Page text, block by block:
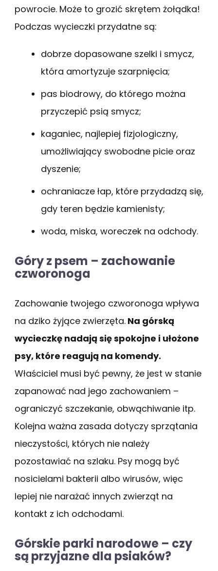
powrocie. Może to grozić skrętem żołądka!
Podczas wycieczki przydatne są:
dobrze dopasowane szelki i smycz,
która amortyzuje szarpnięcia;
pas biodrowy, do którego można
przyczepić psią smycz;
kaganiec, najlepiej fizjologiczny,
umożliwiający swobodne picie oraz
dyszenie;
ochraniacze łap, które przydadzą się,
gdy teren będzie kamienisty;
woda, miska, woreczek na odchody.
Góry z psem – zachowanie
czworonoga
Zachowanie twojego czworonoga wpływa
na dziko żyjące zwierzęta. Na górską
wycieczkę nadają się spokojne i ułożone
psy, które reagują na komendy.
Właściciel musi być pewny, że jest w stanie
zapanować nad jego zachowaniem –
ograniczyć szczekanie, obwąchiwanie itp.
Kolejna ważna zasada dotyczy sprzątania
nieczystości, których nie należy
pozostawiać na szlaku. Psy mogą być
nosicielami bakterii albo wirusów, więc
lepiej nie narażać innych zwierząt na
kontakt z ich odchodami.
Górskie parki narodowe – czy
są przyjazne dla psiaków?